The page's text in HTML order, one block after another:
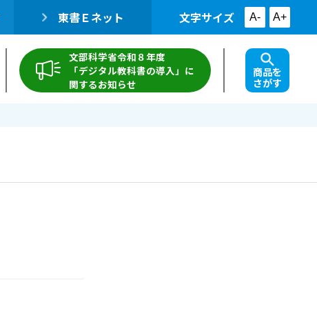
東書Ｅネット 文字サイズ A- A+
文部科学省令和８年度
「デジタル教科書の導入」に
関するお知らせ
商品を
さがす